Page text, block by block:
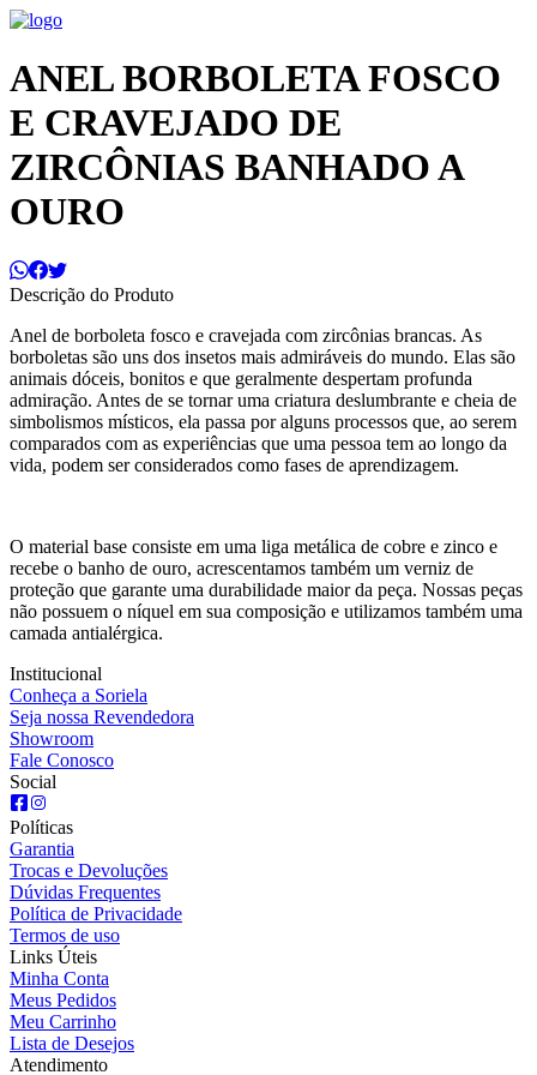
ANEL BORBOLETA FOSCO
E CRAVEJADO DE
ZIRCÔNIAS BANHADO A
OURO
Descrição do Produto
Anel de borboleta fosco e cravejada com zircônias brancas. As
borboletas são uns dos insetos mais admiráveis do mundo. Elas são
animais dóceis, bonitos e que geralmente despertam profunda
admiração. Antes de se tornar uma criatura deslumbrante e cheia de
simbolismos místicos, ela passa por alguns processos que, ao serem
comparados com as experiências que uma pessoa tem ao longo da
vida, podem ser considerados como fases de aprendizagem.
O material base consiste em uma liga metálica de cobre e zinco e
recebe o banho de ouro, acrescentamos também um verniz de
proteção que garante uma durabilidade maior da peça. Nossas peças
não possuem o níquel em sua composição e utilizamos também uma
camada antialérgica.
Institucional
Conheça a Soriela
Seja nossa Revendedora
Showroom
Fale Conosco
Social
Políticas
Garantia
Trocas e Devoluções
Dúvidas Frequentes
Política de Privacidade
Termos de uso
Links Úteis
Minha Conta
Meus Pedidos
Meu Carrinho
Lista de Desejos
Atendimento